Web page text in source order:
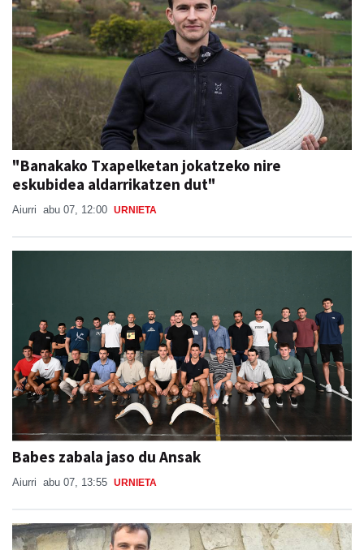
"Banakako Txapelketan jokatzeko nire
eskubidea aldarrikatzen dut"
Aiurri abu 07, 12:00 URNIETA
Babes zabala jaso du Ansak
Aiurri abu 07, 13:55 URNIETA